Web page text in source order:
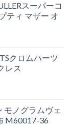
スーパーコ
ティ マザー オ
クロムハーツ
レス
モノグラムヴェ
M60017-36